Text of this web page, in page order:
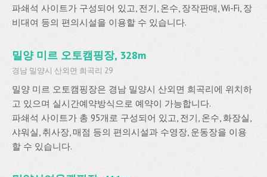
파쇄석 사이트가 구성되어 있고, 전기, 온수, 장작판매, Wi-Fi, 장
비대여 등의 편의시설을 이용할 수 있습니다.
밀양 미르 오토캠핑장, 328m
경남 밀양시 산외면 희곡리 29
밀양 미르 오토캠핑장은 경남 밀양시 산외면 희곡리에 위치하
고 있으며 실시간예약방식으로 예약이 가능합니다.
파쇄석 사이트가 총 95개로 구성되어 있고, 전기, 온수, 화장실,
샤워실, 취사장, 매점 등의 편의시설과 수영장, 운동장을 이용
할 수 있습니다.